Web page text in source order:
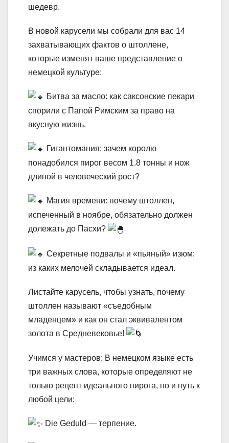
шедевр.
В новой карусели мы собрали для вас 14
захватывающих фактов о штоллене,
которые изменят ваше представление о
немецкой культуре:
Битва за масло: как саксонские пекари
спорили с Папой Римским за право на
вкусную жизнь.
Гигантомания: зачем королю
понадобился пирог весом 1.8 тонны и нож
длиной в человеческий рост?
Магия времени: почему штоллен,
испеченный в ноябре, обязательно должен
долежать до Пасхи?
Секретные подвалы и «пьяный» изюм:
из каких мелочей складывается идеал.
Листайте карусель, чтобы узнать, почему
штоллен называют «съедобным
младенцем» и как он стал эквивалентом
золота в Средневековье!
Учимся у мастеров: В немецком языке есть
три важных слова, которые определяют не
только рецепт идеального пирога, но и путь к
любой цели:
Die Geduld — терпение.